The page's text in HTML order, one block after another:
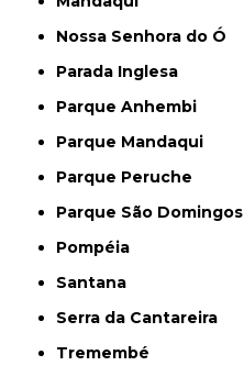
Nossa Senhora do Ó
Parada Inglesa
Parque Anhembi
Parque Mandaqui
Parque Peruche
Parque São Domingos
Pompéia
Santana
Serra da Cantareira
Tremembé